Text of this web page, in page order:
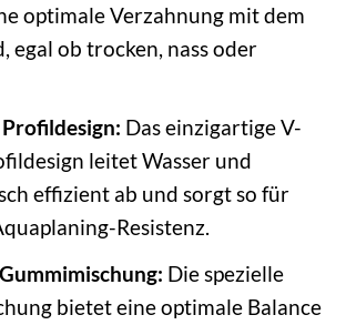
optimale Verzahnung mit dem
egal ob trocken, nass oder
Das einzigartige V-
leitet Wasser und
effizient ab und sorgt so für
Resistenz.
Die spezielle
bietet eine optimale Balance